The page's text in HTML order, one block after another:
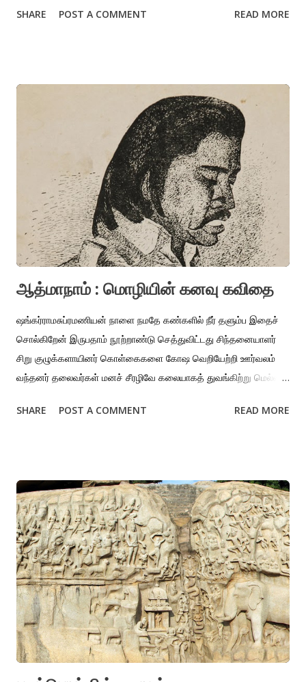
தரையைப் பார்க்காமல் சாலையைக் கடப்பவர்களின் முகங்களில்
புத்தகங்கள் எதையும் என்னிடம் விற...
SHARE POST A COMMENT READ MORE
ஆத்மாநாம் : மொழியின் கனவு கவிதை
ஷங்கர்ராமசுப்ரமணியன் நாளை நமதே கண்களில் நீர் தளும்ப இதைச்
சொல்கிறேன் இருபதாம் நூற்றாண்டு செத்துவிட்டது சிந்தனையாளர்
சிறு குழுக்களாயினர் கொள்கைகளை கோஷ வெறியேற்றி ஊர்வலம்
வந்தனர் தலைவர்கள் மனச் சீரழிவே கலையாகத் துவங்கிற்று மெல்லக்
எனும் வார்த்தைகளினின்று அந்நியமாயினர் இருப்பை உணராது
உரத்த தன்மையும் சேர்ந்தொலிக்கும் கவிதைகள் அவருடையவை. நமது
வாழ்க்கையின் வெவ்வேறு சந்தர்ப்பங்கள் மற்றும் அனுபவச்
சூழல்களின் பின்னணியில் நினைவில் வைத்துக்கொள்ளக்கூடிய
வரிகளை அவர் எழுதியிருக்கிறார். ‘நாளை நமதே’, பிரத்யேக உரையாடல்
தொனியைக் கொண்ட ஆத்மாநாமின் சிறந்த கவிதைகளில் ஒன்று.
பாரதி, பாப்லோ நெரூதா போன்ற பெருங்கவிஞர்களைப் போலக்
கவிதையை, சமூக நடவடிக்கையாக மாற்ற ஆசைப்பட்ட ஒரு குரல்
ஆத்மாநாம். கவிதை என்ற கலைவடிவத்தின் அழகியலையும், பற...
SHARE POST A COMMENT READ MORE